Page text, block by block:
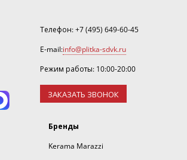
Телефон:+7 (495) 649-60-45
E-mail:info@plitka-sdvk.ru
Режим работы: 10:00-20:00
ЗАКАЗАТЬ ЗВОНОК
Бренды
Kerama Marazzi